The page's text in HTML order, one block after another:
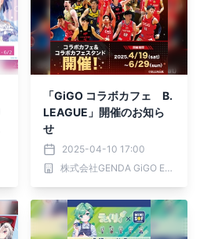
「GiGO コラボカフェ B.
LEAGUE」開催のお知ら
せ
2025-04-10 17:00
株式会社GENDA GiGO Entertainment